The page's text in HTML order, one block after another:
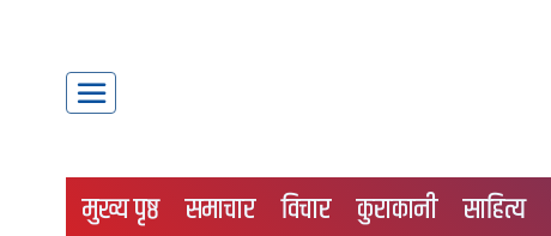
मुख्य पृष्ठ समाचार विचार कुराकानी साहित्य